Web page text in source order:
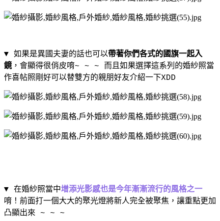
▼ 如果是異國夫妻的話也可以帶著你們各式的國旗一起入
鏡，會顯得很俏皮唷~ ~ ~ 而且如果選擇這系列的婚紗照當
作喜帖照剛好可以替雙方的親朋好友介紹一下XDD
▼ 在婚紗照當中增添光影感也是今年漸漸流行的風格之一
唷！前面打一個大大的聚光燈將新人完全被聚焦，讓重點更加
凸顯出來 ~ ~ ~